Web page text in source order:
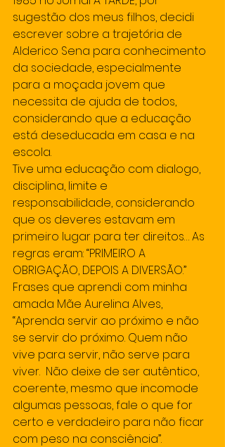
sugestão dos meus filhos, decidi
escrever sobre a trajetória de
Alderico Sena para conhecimento
da sociedade, especialmente
para a moçada jovem que
necessita de ajuda de todos,
considerando que a educação
está deseducada em casa e na
escola.
Tive uma educação com dialogo,
disciplina, limite e
responsabilidade, considerando
que os deveres estavam em
primeiro lugar para ter direitos… As
regras eram: “PRIMEIRO A
OBRIGAÇÃO, DEPOIS A DIVERSÃO.”
Frases que aprendi com minha
amada Mãe Aurelina Alves,
“Aprenda servir ao próximo e não
se servir do próximo. Quem não
vive para servir, não serve para
viver.  Não deixe de ser autêntico,
coerente, mesmo que incomode
algumas pessoas, fale o que for
certo e verdadeiro para não ficar
com peso na consciência”.